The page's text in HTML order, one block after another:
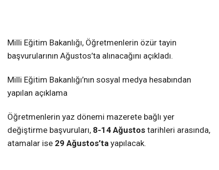
Milli Eğitim Bakanlığı, Öğretmenlerin özür tayin
başvurularının Ağustos’ta alınacağını açıkladı.
Milli Eğitim Bakanlığı’nın sosyal medya hesabından
yapılan açıklama
Öğretmenlerin yaz dönemi mazerete bağlı yer
değiştirme başvuruları, 8-14 Ağustos tarihleri arasında,
atamalar ise 29 Ağustos’ta yapılacak.